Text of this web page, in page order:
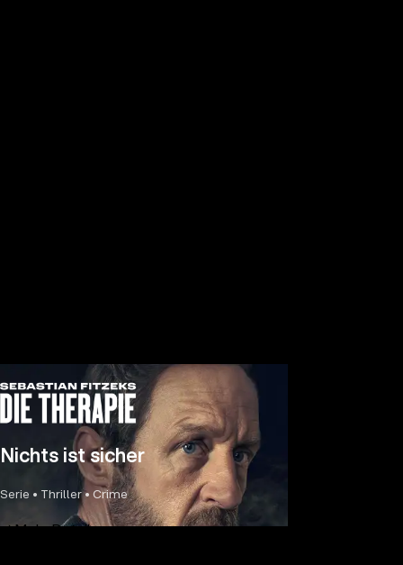
Nichts ist sicher
Serie • Thriller • Crime
Mehr Details